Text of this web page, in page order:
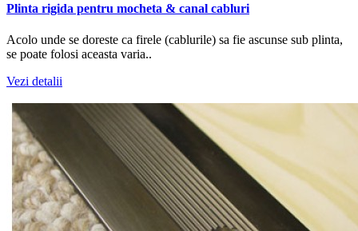
Plinta rigida pentru mocheta & canal cabluri
Acolo unde se doreste ca firele (cablurile) sa fie ascunse sub plinta,
se poate folosi aceasta varia..
Vezi detalii